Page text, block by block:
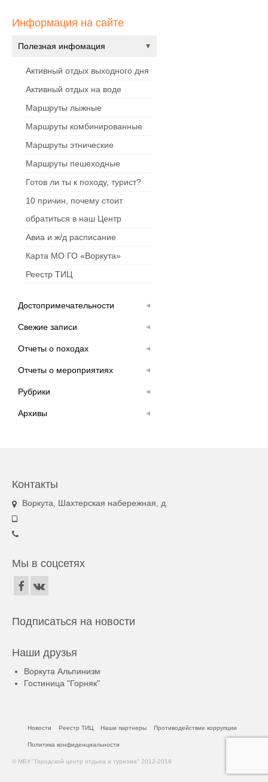
Информация на сайте
Полезная инфомация
Активный отдых выходного дня
Активный отдых на воде
Маршруты лыжные
Маршруты комбинированные
Маршруты этнические
Маршруты пешеходные
Готов ли ты к походу, турист?
10 причин, почему стоит
обратиться в наш Центр
Авиа и ж/д расписание
Карта МО ГО «Воркута»
Реестр ТИЦ
Достопримечательности
Свежие записи
Отчеты о походах
Отчеты о мероприятиях
Рубрики
Архивы
Контакты
Воркута, Шахтерская набережная, д.
Мы в соцсетях
Подписаться на новости
Наши друзья
Воркута Альпинизм
Гостиница "Горняк"
Новости Реестр ТИЦ Наши партнеры Противодействие коррупции
Политика конфиденциальности
© МБУ "Городской центр отдыха и туризма" 2012-2019